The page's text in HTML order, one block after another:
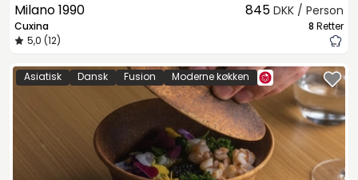
Milano 1990
Cuxina
5,0 (12)
845 DKK / Person
8 Retter
Asiatisk Dansk Fusion Moderne køkken